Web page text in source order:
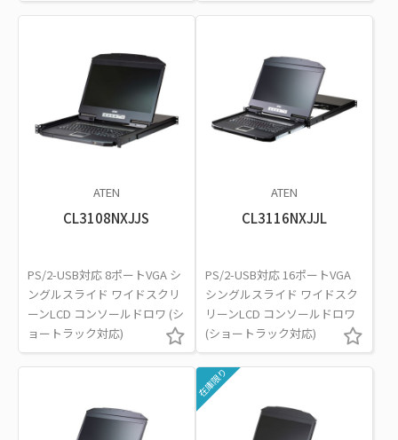
ATEN
CL3108NXJJS
PS/2-USB対応 8ポートVGA シ
ングルスライド ワイドスクリ
ーンLCD コンソールドロワ (シ
ョートラック対応)
ATEN
CL3116NXJJL
PS/2-USB対応 16ポートVGA
シングルスライド ワイドスク
リーンLCD コンソールドロワ
(ショートラック対応)
在庫限り